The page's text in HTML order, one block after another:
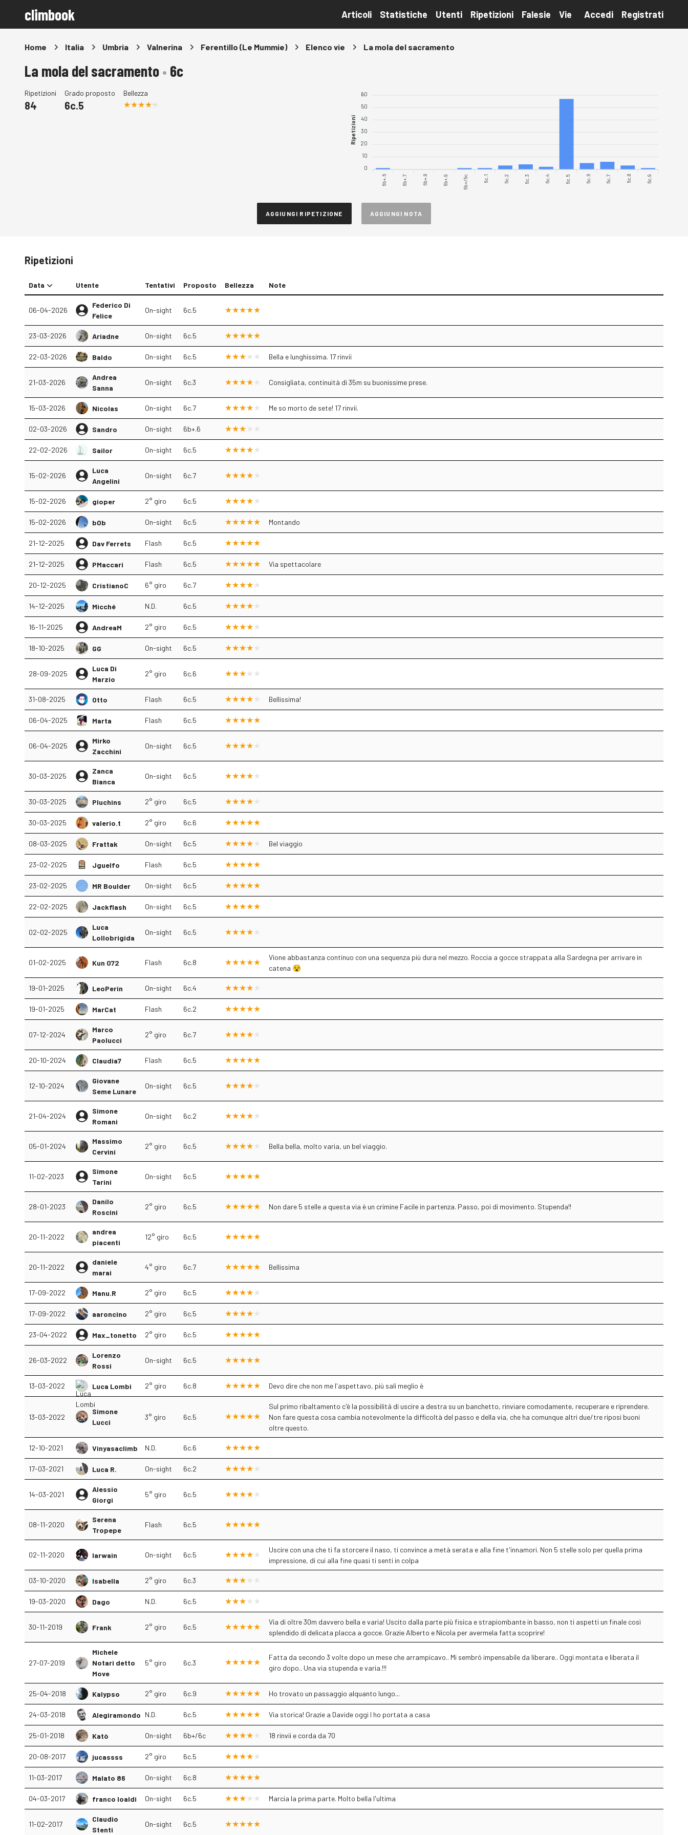
climbook Articoli Statistiche Utenti Ripetizioni Falesie Vie Accedi Registrati
Home Italia Umbria Valnerina Ferentillo (Le Mummie) Elenco vie La mola del sacramento
La mola del sacramento• 6c
Ripetizioni
84
Grado proposto
6c.5
Bellezza
60
50
40
30
20
10
0
Ripetizioni
6b+.6 6b+.7 6b+.8 6b+.9 6b+/6c 6c.1 6c.2 6c.3 6c.4 6c.5 6c.6 6c.7 6c.8 6c.9
AGGIUNGI RIPETIZIONE AGGIUNGI NOTA
Ripetizioni
Data Utente Tentativi Proposto Bellezza Note
06-04-2026
Federico Di
Felice
On-sight 6c.5
23-03-2026 Ariadne On-sight 6c.5
22-03-2026 Baldo On-sight 6c.5 Bella e lunghissima. 17 rinvii
21-03-2026
Andrea
Sanna
On-sight 6c.3 Consigliata, continuità di 35m su buonissime prese.
15-03-2026 Nicolas On-sight 6c.7 Me so morto de sete! 17 rinvii.
02-03-2026 Sandro On-sight 6b+.6
22-02-2026 Sailor On-sight 6c.5
15-02-2026
Luca
Angelini
On-sight 6c.7
15-02-2026 gioper 2° giro 6c.5
15-02-2026 b0b On-sight 6c.5 Montando
21-12-2025 Dav Ferrets Flash 6c.5
21-12-2025 PMaccari Flash 6c.5 Via spettacolare
20-12-2025 CristianoC 6° giro 6c.7
14-12-2025 Micché N.D. 6c.5
16-11-2025 AndreaM 2° giro 6c.5
18-10-2025 GG On-sight 6c.5
28-09-2025
Luca Di
Marzio
2° giro 6c.6
31-08-2025 Otto Flash 6c.5 Bellissima!
06-04-2025 Marta Flash 6c.5
06-04-2025
Mirko
Zacchini
On-sight 6c.5
30-03-2025
Zanca
Bianca
On-sight 6c.5
30-03-2025 Pluchins 2° giro 6c.5
30-03-2025 valerio.t 2° giro 6c.6
08-03-2025 Frattak On-sight 6c.5 Bel viaggio
23-02-2025 Jguelfo Flash 6c.5
23-02-2025 MR Boulder On-sight 6c.5
22-02-2025 Jackflash On-sight 6c.5
02-02-2025
Luca
Lollobrigida
On-sight 6c.5
01-02-2025 Kun 072 Flash 6c.8
Vione abbastanza continuo con una sequenza più dura nel mezzo. Roccia a gocce strappata alla Sardegna per arrivare in
catena 😵
19-01-2025 LeoPerin On-sight 6c.4
19-01-2025 MarCat Flash 6c.2
07-12-2024
Marco
Paolucci
2° giro 6c.7
20-10-2024 Claudia7 Flash 6c.5
12-10-2024
Giovane
Seme Lunare
On-sight 6c.5
21-04-2024
Simone
Romani
On-sight 6c.2
05-01-2024
Massimo
Cervini
2° giro 6c.5 Bella bella, molto varia, un bel viaggio.
11-02-2023
Simone
Tarini
On-sight 6c.5
28-01-2023
Danilo
Roscini
2° giro 6c.5 Non dare 5 stelle a questa via è un crimine Facile in partenza. Passo, poi di movimento. Stupenda!!
20-11-2022
andrea
piacenti
12° giro 6c.5
20-11-2022
daniele
marai
4° giro 6c.7 Bellissima
17-09-2022 Manu.R 2° giro 6c.5
17-09-2022 aaroncino 2° giro 6c.5
23-04-2022 Max_tonetto 2° giro 6c.5
26-03-2022
Lorenzo
Rossi
On-sight 6c.5
13-03-2022 Luca Lombi 2° giro 6c.8 Devo dire che non me l'aspettavo, più sali meglio è
13-03-2022
Simone
Lucci
3° giro 6c.5
Sul primo ribaltamento c'è la possibilitá di uscire a destra su un banchetto, rinviare comodamente, recuperare e riprendere.
Non fare questa cosa cambia notevolmente la difficoltà del passo e della via, che ha comunque altri due/tre riposi buoni
oltre questo.
12-10-2021 Vinyasaclimb N.D. 6c.6
17-03-2021 Luca R. On-sight 6c.2
14-03-2021
Alessio
Giorgi
5° giro 6c.5
08-11-2020
Serena
Tropepe
Flash 6c.5
02-11-2020 Iarwain On-sight 6c.5
Uscire con una che ti fa storcere il naso, ti convince a metà serata e alla fine t'innamori. Non 5 stelle solo per quella prima
impressione, di cui alla fine quasi ti senti in colpa
03-10-2020 Isabella 2° giro 6c.3
19-03-2020 Dago N.D. 6c.5
30-11-2019 Frank 2° giro 6c.5
Via di oltre 30m davvero bella e varia! Uscito dalla parte più fisica e strapiombante in basso, non ti aspetti un finale così
splendido di delicata placca a gocce. Grazie Alberto e Nicola per avermela fatta scoprire!
27-07-2019
Michele
Notari detto
Move
5° giro 6c.3
Fatta da secondo 3 volte dopo un mese che arrampicavo.. Mi sembró impensabile da liberare.. Oggi montata e liberata il
giro dopo.. Una via stupenda e varia.!!!
25-04-2018 Kalypso 2° giro 6c.9 Ho trovato un passaggio alquanto lungo...
24-03-2018 Alegiramondo N.D. 6c.5 Via storica! Grazie a Davide oggi l ho portata a casa
25-01-2018 Katò On-sight 6b+/6c 18 rinvii e corda da 70
20-08-2017 jucassss 2° giro 6c.5
11-03-2017 Malato 86 On-sight 6c.8
04-03-2017 franco loaldi On-sight 6c.5 Marcia la prima parte. Molto bella l'ultima
11-02-2017
Claudio
Stenti
On-sight 6c.5